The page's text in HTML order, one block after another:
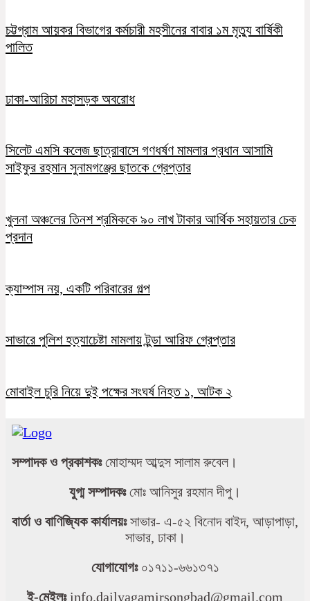
চট্টগ্রাম আয়কর বিভাগের কর্মচারী মহসীনের বাবার ১ম মৃত্যু বার্ষিকী
পালিত
ঢাকা-আরিচা মহাসড়ক অবরোধ
সিলেট এমসি কলেজ ছাত্রাবাসে গণধর্ষণ মামলার প্রধান আসামি
সাইফুর রহমান সুনামগঞ্জের ছাতকে গ্রেপ্তার
খুলনা অঞ্চলের তিনশ শ্রমিককে ৯০ লাখ টাকার আর্থিক সহায়তার চেক
প্রদান
ক্যাম্পাস নয়, একটি পরিবারের গল্প
সাভারে পুলিশ হত্যাচেষ্টা মামলায় টুন্ডা আরিফ গ্রেপ্তার
মোবাইল চুরি নিয়ে দুই পক্ষের সংঘর্ষ নিহত ১, আটক ২
সম্পাদক ও প্রকাশকঃমোহাম্মদ আব্দুস সালাম রুবেল।
যুগ্ম সম্পাদকঃমোঃ আনিসুর রহমান দীপু।
বার্তা ও বাণিজ্যিক কার্যালয়ঃসাভার- এ-৫২ বিনোদ বাইদ, আড়াপাড়া,
সাভার, ঢাকা।
যোগাযোগঃ০১৭১১-৬৬১৩৭১
ই-মেইলঃinfo.dailyagamirsongbad@gmail.com